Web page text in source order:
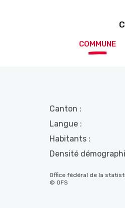
COMMUNE
Canton :
Langue :
Habitants :
Densité
Office fédéral de la
© OFS